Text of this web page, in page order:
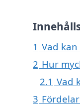
1 Vad
2 Hur
2.1 Vad
3